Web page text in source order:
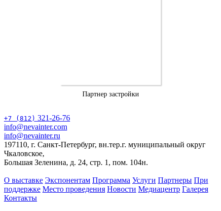
Партнер застройки
+7 (812) 321-26-76
info@nevainter.com
info@nevainter.ru
197110, г. Санкт-Петербург, вн.тер.г. муниципальный округ
Чкаловское,
Большая Зеленина, д. 24, стр. 1, пом. 104н.
О выставке Экспонентам Программа Услуги Партнеры При
поддержке Место проведения Новости Медиацентр Галерея
Контакты